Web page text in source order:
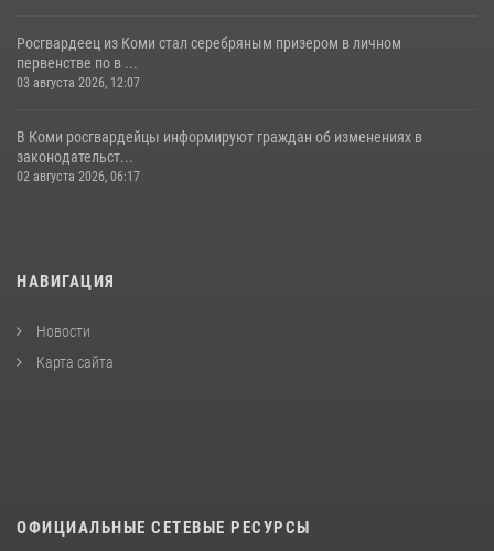
Росгвардеец из Коми стал серебряным призером в личном
первенстве по в ...
03 августа 2026, 12:07
В Коми росгвардейцы информируют граждан об изменениях в
законодательст...
02 августа 2026, 06:17
НАВИГАЦИЯ
Новости
Карта сайта
ОФИЦИАЛЬНЫЕ СЕТЕВЫЕ РЕСУРСЫ